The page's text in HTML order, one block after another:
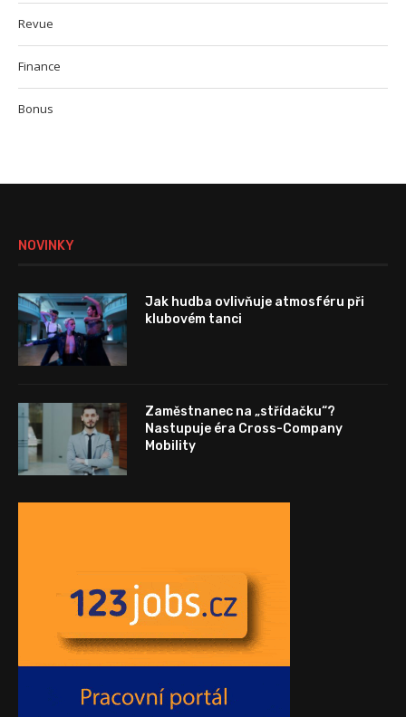
Revue
Finance
Bonus
NOVINKY
Jak hudba ovlivňuje atmosféru při
klubovém tanci
Zaměstnanec na „střídačku“?
Nastupuje éra Cross-Company
Mobility